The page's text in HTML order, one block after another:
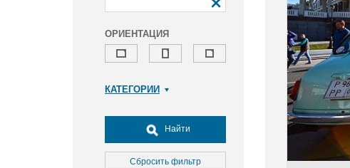
ОРИЕНТАЦИЯ
КАТЕГОРИИ
Досуг, туризм и отдых
Культура
Медицина
Найти
Сбросить фильтр